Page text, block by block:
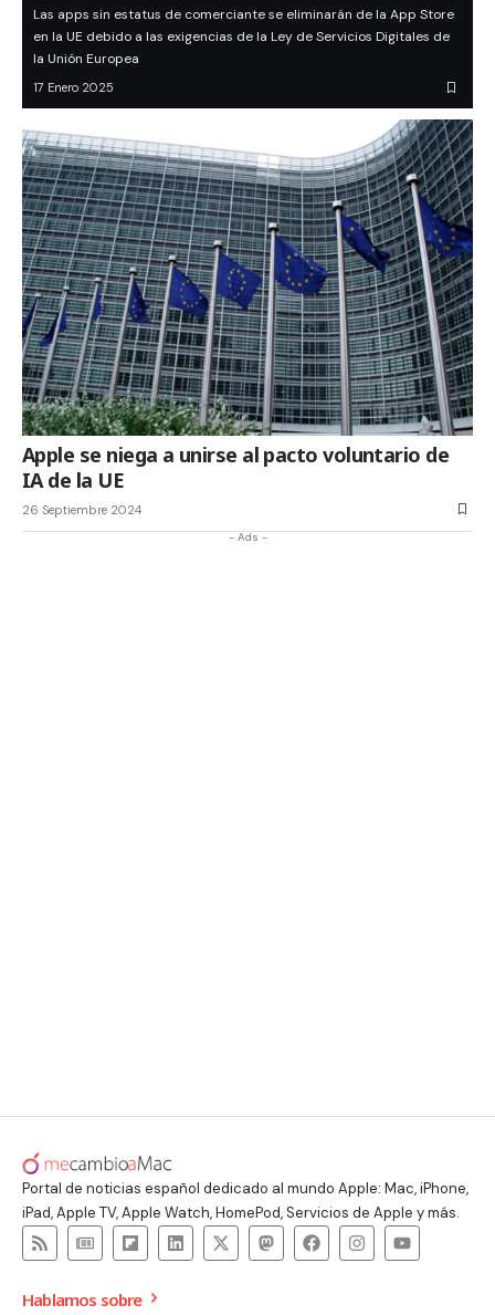
Las apps sin estatus de comerciante se eliminarán de la App Store
en la UE debido a las exigencias de la Ley de Servicios Digitales de
la Unión Europea
17 Enero 2025
Apple se niega a unirse al pacto voluntario de
IA de la UE
26 Septiembre 2024
- Ads -
Portal de noticias español dedicado al mundo Apple: Mac, iPhone,
iPad, Apple TV, Apple Watch, HomePod, Servicios de Apple y más.
Hablamos sobre